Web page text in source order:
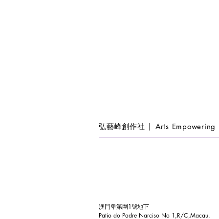
弘藝峰創作社 | Arts Empowering
澳門卑第圍1號地下
Patio do Padre Narciso No 1,R/C,Macau.